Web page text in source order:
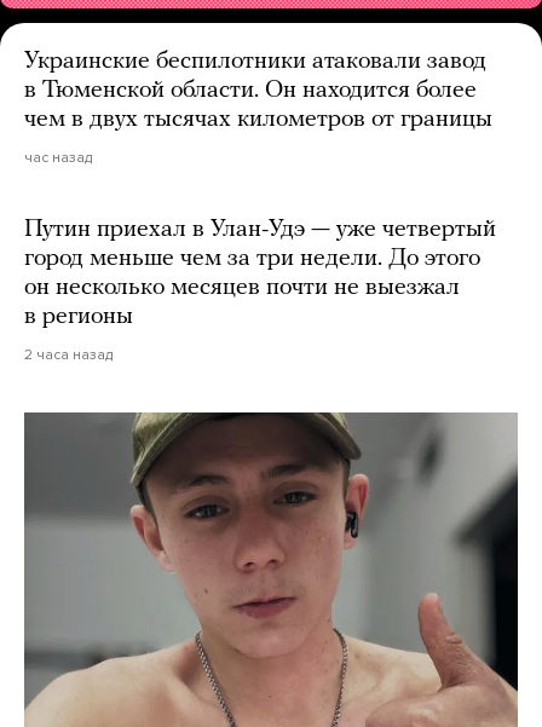
Украинские беспилотники атаковали завод
в Тюменской области. Он находится более
чем в двух тысячах километров от границы
час назад
Путин приехал в Улан-Удэ — уже четвертый
город меньше чем за три недели. До этого
он несколько месяцев почти не выезжал
в регионы
2 часа назад